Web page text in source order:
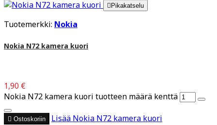
 Pikakatselu
Tuotemerkki: Nokia
Nokia N72 kamera kuori
1,90 €
Nokia N72 kamera kuori tuotteen määrä kenttä
 Ostoskoriin Lisää Nokia N72 kamera kuori